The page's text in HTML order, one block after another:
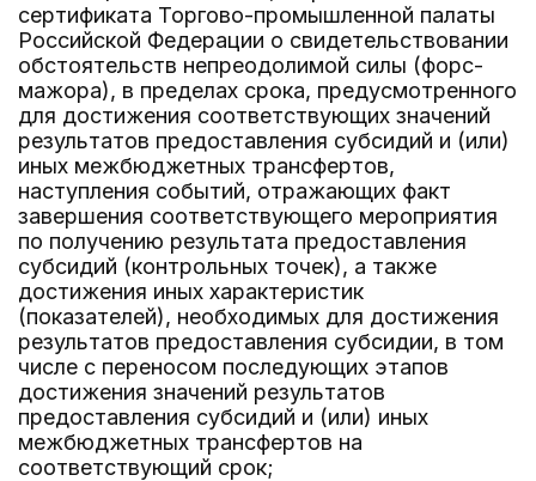
сертификата Торгово-промышленной палаты
Российской Федерации о свидетельствовании
обстоятельств непреодолимой силы (форс-
мажора), в пределах срока, предусмотренного
для достижения соответствующих значений
результатов предоставления субсидий и (или)
иных межбюджетных трансфертов,
наступления событий, отражающих факт
завершения соответствующего мероприятия
по получению результата предоставления
субсидий (контрольных точек), а также
достижения иных характеристик
(показателей), необходимых для достижения
результатов предоставления субсидии, в том
числе с переносом последующих этапов
достижения значений результатов
предоставления субсидий и (или) иных
межбюджетных трансфертов на
соответствующий срок;